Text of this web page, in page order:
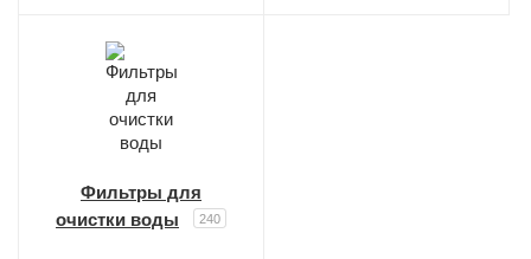
Фильтры для
очистки воды
240